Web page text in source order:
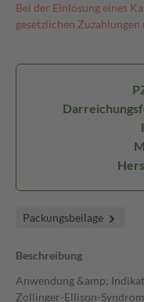
Bei der Einlösung eines
gesetzlichen
Packungsbeilage
Beschreibung
Anwendung &amp;
Zollinger-Ellison-